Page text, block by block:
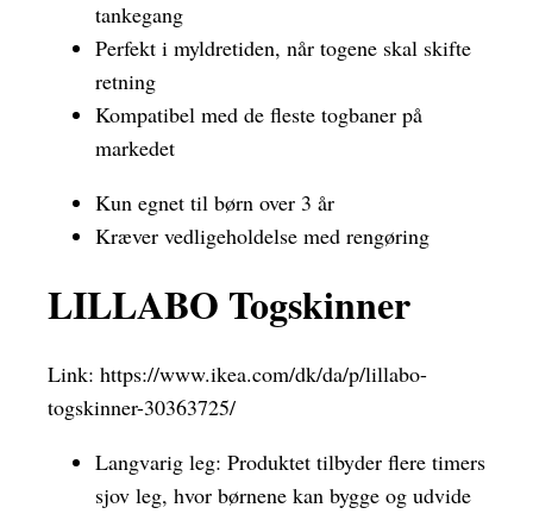
tankegang
Perfekt i myldretiden, når togene skal skifte
retning
Kompatibel med de fleste togbaner på
markedet
Kun egnet til børn over 3 år
Kræver vedligeholdelse med rengøring
LILLABO Togskinner
Link: https://www.ikea.com/dk/da/p/lillabo-
togskinner-30363725/
Langvarig leg: Produktet tilbyder flere timers
sjov leg, hvor børnene kan bygge og udvide